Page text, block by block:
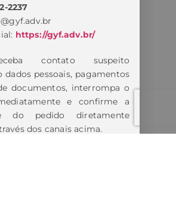
2237
https://gyf.adv.br/
contato suspeito
dados pessoais, pagamentos
documentos, interrompa o
e confirme a
do pedido diretamente
dos canais acima.